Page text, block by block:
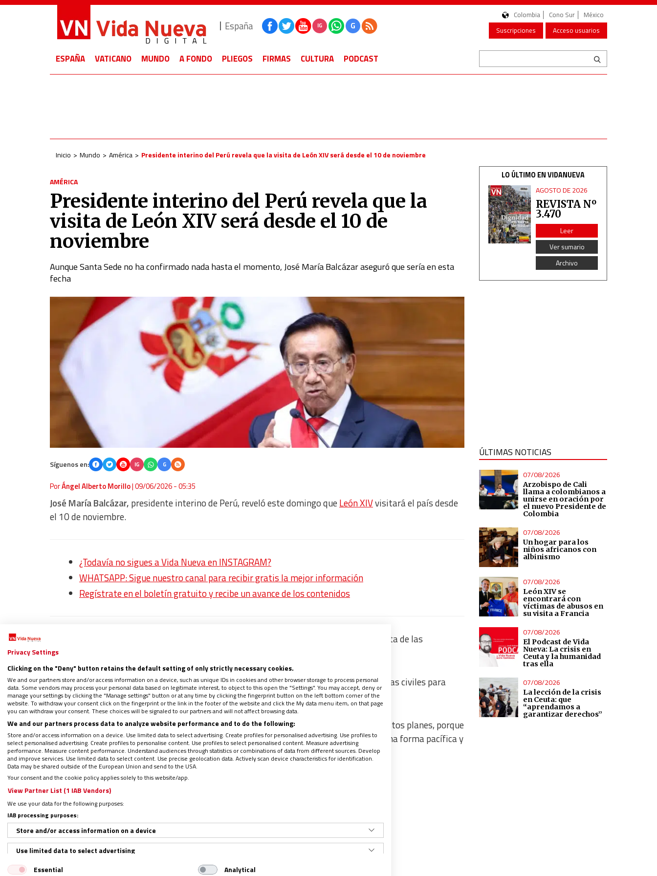
España IG G
Colombia Cono Sur
México
Suscripciones
Acceso usuarios
ESPAÑA VATICANO MUNDO A FONDO PLIEGOS FIRMAS CULTURA PODCAST
Inicio Mundo América Presidente interino del Perú revela que la visita de León XIV será desde el 10 de noviembre
AMÉRICA
Presidente interino del Perú revela que la
visita de León XIV será desde el 10 de
noviembre
Aunque Santa Sede no ha confirmado nada hasta el momento, José María Balcázar aseguró que sería en esta
fecha
Síguenos en: IG G
PorÁngel Alberto Morillo|09/06/2026 - 05:35
José María Balcázar, presidente interino de Perú, reveló este domingo queLeón XIVvisitará el país desde
el 10 de noviembre.
¿Todavía no sigues a Vida Nueva en INSTAGRAM?
WHATSAPP: Sigue nuestro canal para recibir gratis la mejor información
Regístrate en el boletín gratuito y recibe un avance de los contenidos
Así informó a periodistas que lo abordaron mientras ejercía su voto en la segunda vuelta de las
presidenciales en
El mandatario señaló que en la querida ciudad del Papa se comenzarán a adelantar obras civiles para
reparar calles para recibir por todo lo alto a León.
Espera que el próximo presidente – seaRoberto Sánchez o Keiko Fujimori
– continúe estos planes, porque
“yo espero que, a partir de este momento yo pueda entregar la banda presidencial de una forma pacífica y
ordenada”.
LO ÚLTIMO EN VIDANUEVA
AGOSTO DE 2026
REVISTA Nº
3.470
Leer
Ver sumario
Archivo
ÚLTIMAS NOTICIAS
07/08/2026
Arzobispo de Cali
llama a colombianos a
unirse en oración por
el nuevo Presidente de
Colombia
07/08/2026
Un hogar para los
niños africanos con
albinismo
07/08/2026
León XIV se
encontrará con
víctimas de abusos en
su visita a Francia
07/08/2026
El Podcast de Vida
Nueva: La crisis en
Ceuta y la humanidad
tras ella
07/08/2026
La lección de la crisis
en Ceuta: que
“aprendamos a
garantizar derechos”
Privacy Settings
Clicking on the "Deny" button retains the default setting of only strictly necessary cookies.
We and our partners store and/or access information on a device, such as unique IDs in cookies and other browser storage to process personal
data. Some vendors may process your personal data based on legitimate interest, to object to this open the "Settings". You may accept, deny or
manage your settings by clicking the "Manage settings" button or at any time by clicking the fingerprint button on the left bottom corner of the
website. To withdraw your consent click on the fingerprint or the link in the footer of the website and click the My data menu item, on that page
you can withdraw your consent. These choices will be signaled to our partners and will not affect browsing data.
We and our partners process data to analyze website performance and to do the following:
Store and/or access information on a device. Use limited data to select advertising. Create profiles for personalised advertising. Use profiles to
select personalised advertising. Create profiles to personalise content. Use profiles to select personalised content. Measure advertising
performance. Measure content performance. Understand audiences through statistics or combinations of data from different sources. Develop
and improve services. Use limited data to select content. Use precise geolocation data. Actively scan device characteristics for identification.
Data may be shared outside of the European Union and send to the USA.
Your consent and the cookie policy applies solely to this website/app.
View Partner List (1 IAB Vendors)
We use your data for the following purposes:
IAB processing purposes:
Store and/or access information on a device
Use limited data to select advertising
Create profiles for personalised advertising
Essential
Analytical